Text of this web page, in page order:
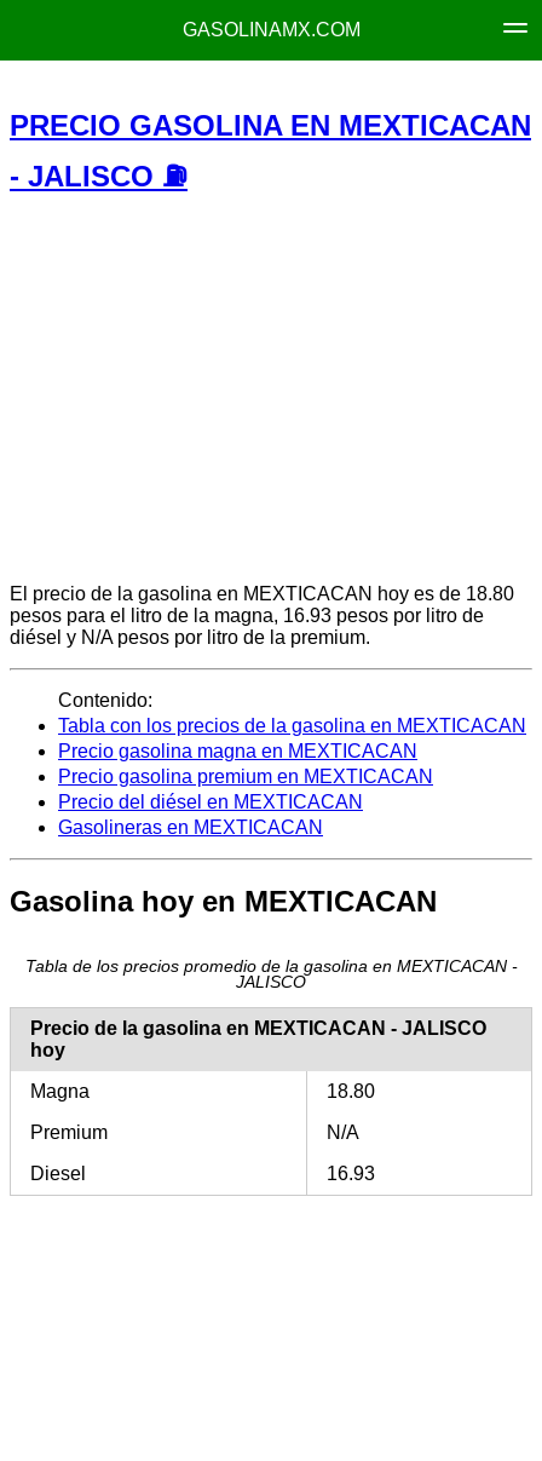
GASOLINAMX.COM
PRECIO GASOLINA EN MEXTICACAN
- JALISCO ⛽
El precio de la gasolina en MEXTICACAN hoy es de 18.80
pesos para el litro de la magna, 16.93 pesos por litro de
diésel y N/A pesos por litro de la premium.
Contenido:
Tabla con los precios de la gasolina en MEXTICACAN
Precio gasolina magna en MEXTICACAN
Precio gasolina premium en MEXTICACAN
Precio del diésel en MEXTICACAN
Gasolineras en MEXTICACAN
Gasolina hoy en MEXTICACAN
Tabla de los precios promedio de la gasolina en MEXTICACAN -
JALISCO
Precio de la gasolina en MEXTICACAN - JALISCO
hoy
Magna
18.80
Premium
N/A
Diesel
16.93